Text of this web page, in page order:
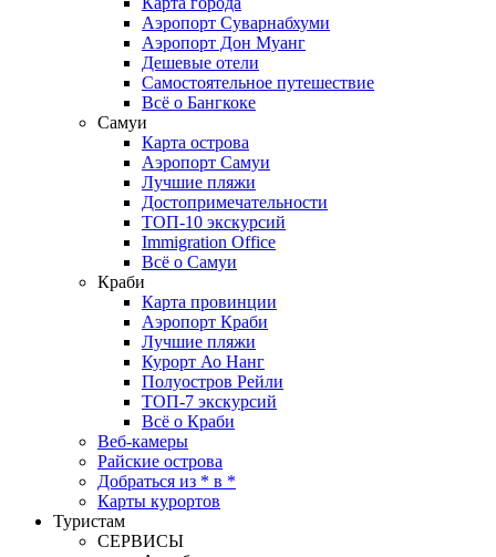
Аэропорт Суварнабхуми
Аэропорт Дон Муанг
Дешевые отели
Самостоятельное путешествие
Всё о Бангкоке
Самуи
Карта острова
Аэропорт Самуи
Лучшие пляжи
Достопримечательности
ТОП-10 экскурсий
Immigration Office
Всё о Самуи
Краби
Карта провинции
Аэропорт Краби
Лучшие пляжи
Курорт Ао Нанг
Полуостров Рейли
ТОП-7 экскурсий
Всё о Краби
Веб-камеры
Райские острова
Добраться из * в *
Карты курортов
Туристам
СЕРВИСЫ